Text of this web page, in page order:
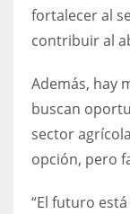
fortalecer al
contribuir al
Además, hay
buscan
sector
opción, pero
“El futuro